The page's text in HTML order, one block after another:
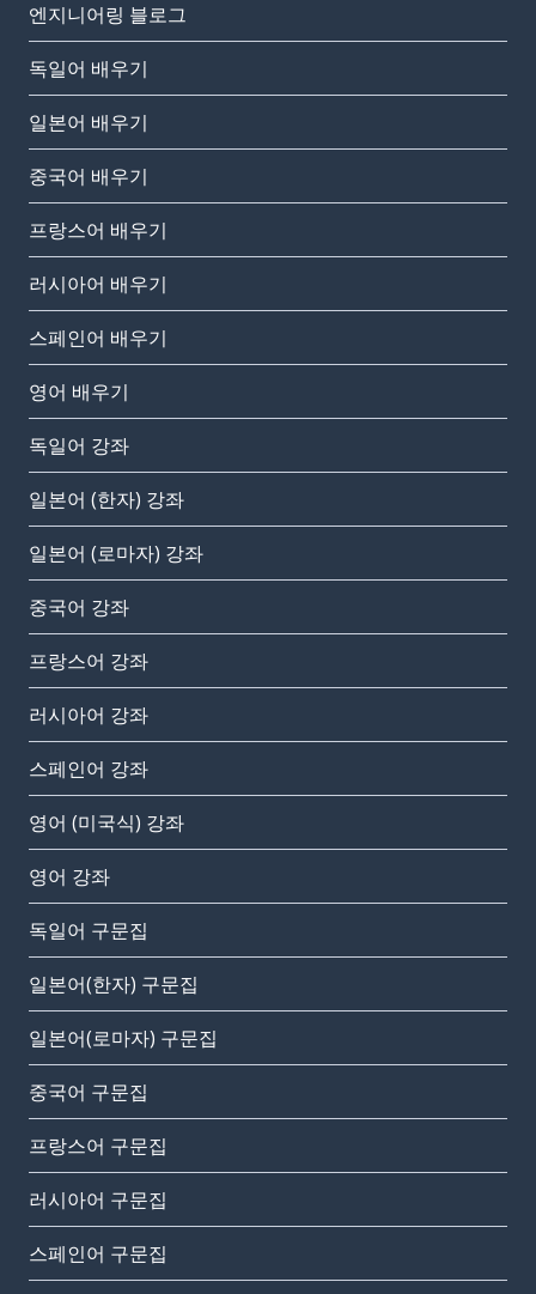
엔지니어링 블로그
독일어 배우기
일본어 배우기
중국어 배우기
프랑스어 배우기
러시아어 배우기
스페인어 배우기
영어 배우기
독일어 강좌
일본어 (한자) 강좌
일본어 (로마자) 강좌
중국어 강좌
프랑스어 강좌
러시아어 강좌
스페인어 강좌
영어 (미국식) 강좌
영어 강좌
독일어 구문집
일본어(한자) 구문집
일본어(로마자) 구문집
중국어 구문집
프랑스어 구문집
러시아어 구문집
스페인어 구문집